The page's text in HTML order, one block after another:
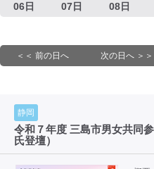
06日 07日 08日
＜＜ 前の日へ 次の日へ ＞＞
静岡
令和７年度 三島市男女共同
氏登壇）